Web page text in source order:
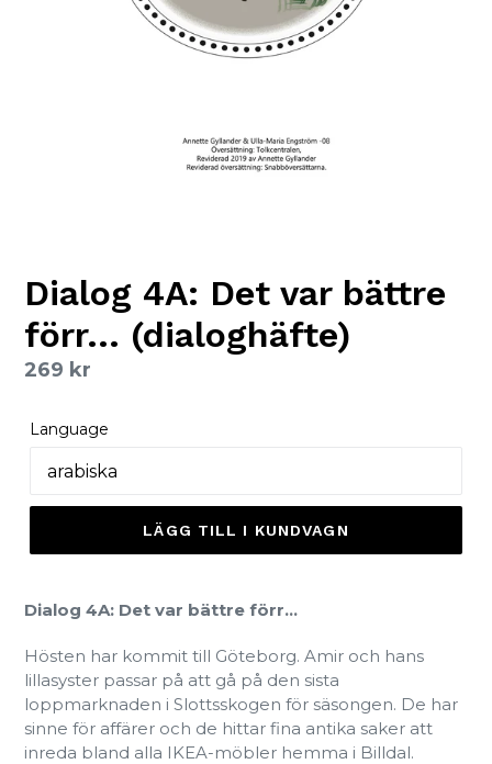
Dialog 4A: Det var bättre
förr... (dialoghäfte)
Regular
269 kr
Language
LÄGG TILL I KUNDVAGN
Dialog 4A: Det var bättre förr...
Hösten har kommit till Göteborg. Amir och hans
lillasyster passar på att gå på den sista
loppmarknaden i Slottsskogen för säsongen. De har
sinne för affärer och de hittar fina antika saker att
inreda bland alla IKEA-möbler hemma i Billdal.